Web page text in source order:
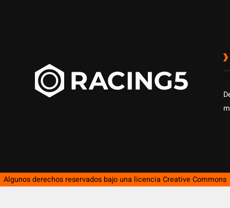
Algunos derechos reservados bajo una licencia Creative Commons